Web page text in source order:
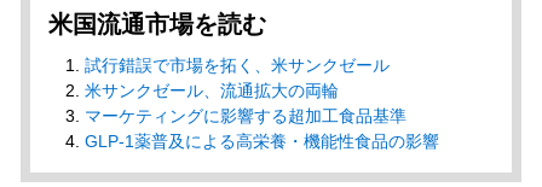
米国流通市場を読む
試行錯誤で市場を拓く、米サンクゼール
米サンクゼール、流通拡大の両輪
マーケティングに影響する超加工食品基準
GLP-1薬普及による高栄養・機能性食品の影響